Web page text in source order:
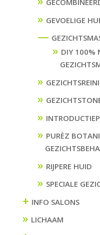
GEVOELIGE
—
DIY 100%
PURÈZ
RIJPERE HUID
SPECIALE
+ INFO SALONS
LICHAAM